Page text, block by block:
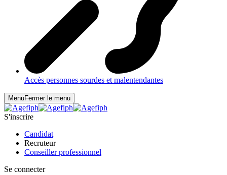
Accès personnes sourdes et malentendantes
MenuFermer le menu
S'inscrire
Candidat
Recruteur
Conseiller professionnel
Se connecter